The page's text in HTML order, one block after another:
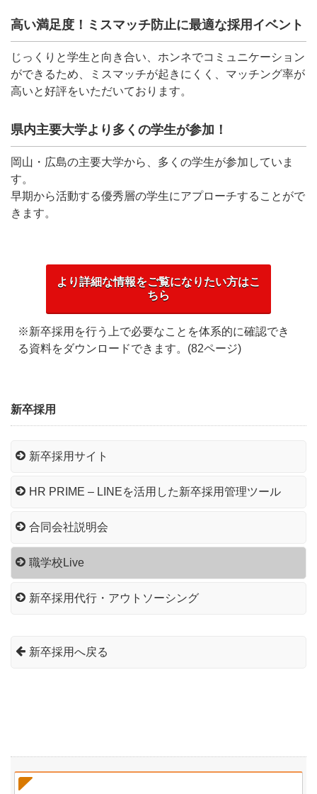
高い満足度！ミスマッチ防止に最適な採用イベント
じっくりと学生と向き合い、ホンネでコミュニケーション
ができるため、ミスマッチが起きにくく、マッチング率が
高いと好評をいただいております。
県内主要大学より多くの学生が参加！
岡山・広島の主要大学から、多くの学生が参加していま
す。
早期から活動する優秀層の学生にアプローチすることがで
きます。
より詳細な情報をご覧になりたい方はこ
ちら
※新卒採用を行う上で必要なことを体系的に確認でき
る資料をダウンロードできます。(82ページ)
新卒採用
新卒採用サイト
HR PRIME – LINEを活用した新卒採用管理ツール
合同会社説明会
職学校Live
新卒採用代行・アウトソーシング
新卒採用へ戻る